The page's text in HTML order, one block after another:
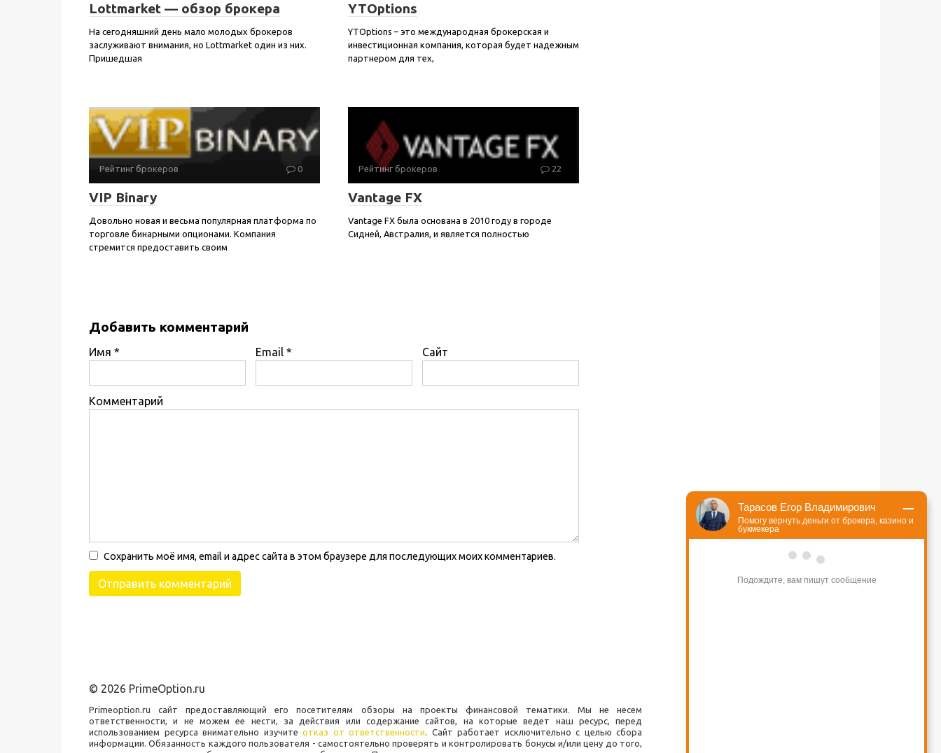
Lottmarket — обзор брокера
На сегодняшний день мало молодых брокеров
заслуживают внимания, но Lottmarket один из них.
Пришедшая
YTOptions
YTOptions – это международная брокерская и
инвестиционная компания, которая будет надежным
партнером для тех,
Рейтинг брокеров 0
VIP Binary
Довольно новая и весьма популярная платформа по
торговле бинарными опционами. Компания
стремится предоставить своим
Рейтинг брокеров 22
Vantage FX
Vantage FX была основана в 2010 году в городе
Сидней, Австралия, и является полностью
Добавить комментарий
Имя * Email * Сайт
Комментарий
Сохранить моё имя, email и адрес сайта в этом браузере для последующих моих комментариев.
© 2026 PrimeOption.ru
Primeoption.ru сайт предоставляющий его посетителям обзоры на проекты финансовой тематики. Мы не несем
ответственности, и не можем ее нести, за действия или содержание сайтов, на которые ведет наш ресурс, перед
использованием ресурса внимательно изучитеотказ от ответственности. Сайт работает исключительно с целью сбора
информации. Обязанность каждого пользователя - самостоятельно проверять и контролировать бонусы и/или цену до того,
Тарасов Егор Владимирович
Помогу вернуть деньги от брокера, казино и
букмекера
Подождите, вам пишут сообщение